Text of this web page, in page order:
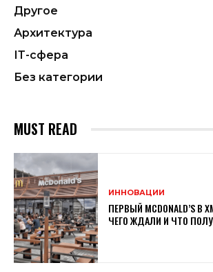
Другое
Архитектура
ІТ-сфера
Без категории
MUST READ
ИННОВАЦИИ
ПЕРВЫЙ MCDONALD’S
ЧЕГО ЖДАЛИ И ЧТО